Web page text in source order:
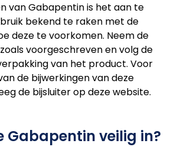
van Gabapentin is het aan te
bekend te raken met de
deze te voorkomen. Neem de
voorgeschreven en volg de
van het product. Voor
de bijwerkingen van deze
de bijsluiter op deze website.
Gabapentin veilig in?